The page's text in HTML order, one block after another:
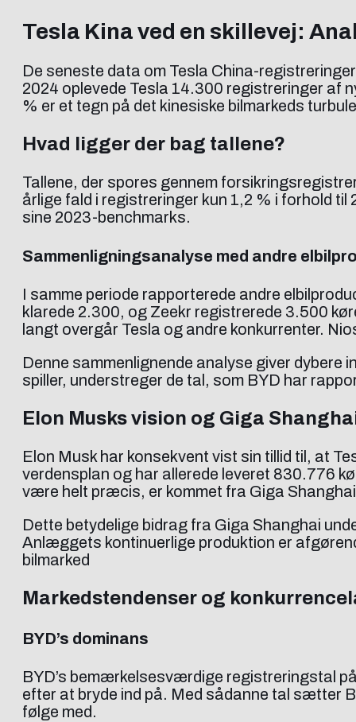
Tesla Kina ved en skillevej:
De seneste data om Tesla China-
2024 oplevede Tesla 14.300 registreringer af
% er et tegn på det kinesiske bilmarkeds
Hvad ligger der bag tallene?
Tallene, der spores gennem
årlige fald i registreringer kun 1,2 % i forhold
sine 2023-benchmarks.
Sammenligningsanalyse med andre
I samme periode rapporterede andre
klarede 2.300, og Zeekr registrerede 3.500
langt overgår Tesla og andre konkurrenter.
Denne sammenlignende analyse giver
spiller, understreger de tal, som BYD har
Elon Musks vision og Giga
Elon Musk har konsekvent vist sin tillid til, at
verdensplan og har allerede leveret 830.776
være helt præcis, er kommet fra Giga Shanghai
Dette betydelige bidrag fra Giga Shanghai
Anlæggets kontinuerlige produktion er
bilmarked
Markedstendenser og
BYD’s dominans
BYD’s bemærkelsesværdige registreringstal
efter at bryde ind på. Med sådanne tal sætter
følge med.